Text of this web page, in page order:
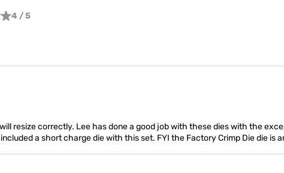
4 / 5
resize correctly. Lee has done a good job with these dies with the
a short charge die with this set. FYI the Factory Crimp Die die is